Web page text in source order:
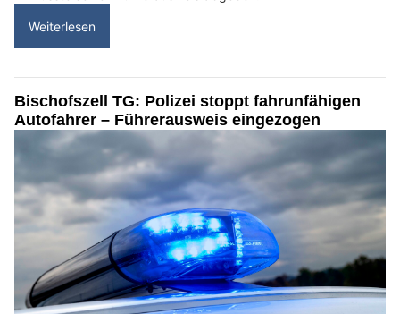
Weiterlesen
Bischofszell TG: Polizei stoppt fahrunfähigen
Autofahrer – Führerausweis eingezogen